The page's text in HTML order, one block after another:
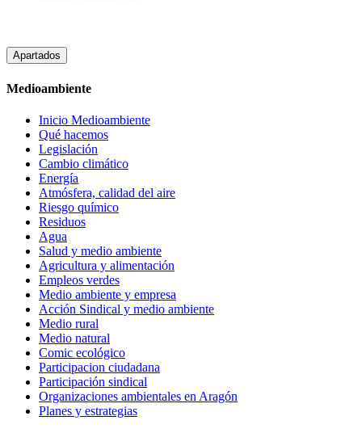
Apartados
Medioambiente
Inicio Medioambiente
Qué hacemos
Legislación
Cambio climático
Energía
Atmósfera, calidad del aire
Riesgo químico
Residuos
Agua
Salud y medio ambiente
Agricultura y alimentación
Empleos verdes
Medio ambiente y empresa
Acción Sindical y medio ambiente
Medio rural
Medio natural
Comic ecológico
Participacion ciudadana
Participación sindical
Organizaciones ambientales en Aragón
Planes y estrategias